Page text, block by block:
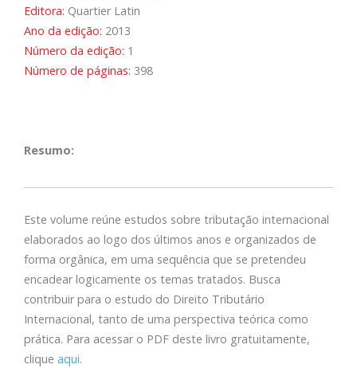
Editora: Quartier Latin
Ano da edição: 2013
Número da edição: 1
Número de páginas: 398
Resumo:
Este volume reúne estudos sobre tributação internacional
elaborados ao logo dos últimos anos e organizados de
forma orgânica, em uma sequência que se pretendeu
encadear logicamente os temas tratados. Busca
contribuir para o estudo do Direito Tributário
Internacional, tanto de uma perspectiva teórica como
prática. Para acessar o PDF deste livro gratuitamente,
clique aqui.